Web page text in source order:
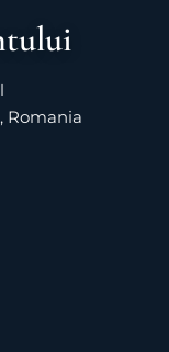
Romania